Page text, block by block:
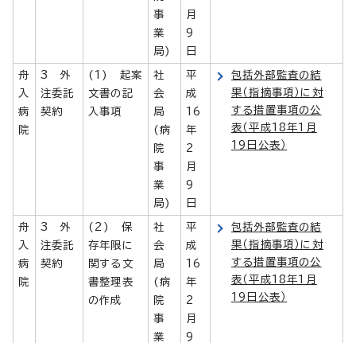
事
業
局)
月
9
日
舟
入
病
院
3 外
注委託
契約
(1) 起案
文書の記
入事項
社
会
局
(病
院
事
業
局)
平
成
16
年
2
月
9
日
包括外部監査の結
果（指摘事項）に対
する措置事項の公
表（平成18年1月
19日公表）
舟
入
病
院
3 外
注委託
契約
(2) 保
存年限に
関する文
書整理表
の作成
社
会
局
(病
院
事
業
平
成
16
年
2
月
9
包括外部監査の結
果（指摘事項）に対
する措置事項の公
表（平成18年1月
19日公表）